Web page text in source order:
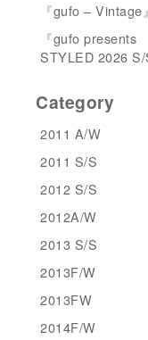
『gufo – Vintage』
『gufo presents
STYLED 2026 S/
Category
2011 A/W
2011 S/S
2012 S/S
2012A/W
2013 S/S
2013F/W
2013FW
2014F/W